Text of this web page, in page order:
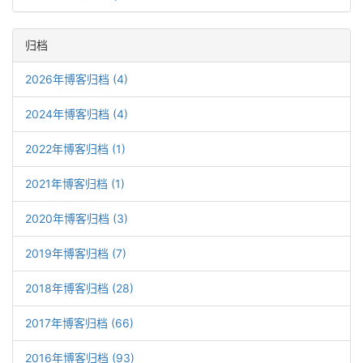
归档
2026年博客归档 (4)
2024年博客归档 (4)
2022年博客归档 (1)
2021年博客归档 (1)
2020年博客归档 (3)
2019年博客归档 (7)
2018年博客归档 (28)
2017年博客归档 (66)
2016年博客归档 (93)